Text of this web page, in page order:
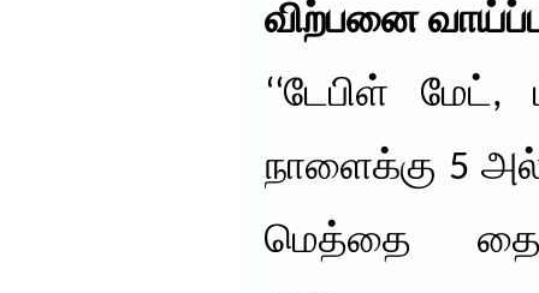
விற்பனை
‘‘டேபிள்
நாளைக்கு 5
மெத்தை